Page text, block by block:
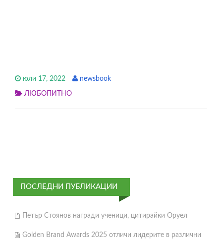
юли 17, 2022 newsbook
ЛЮБОПИТНО
ПОСЛЕДНИ ПУБЛИКАЦИИ
Петър Стоянов награди ученици, цитирайки Оруел
Golden Brand Awards 2025 отличи лидерите в различни